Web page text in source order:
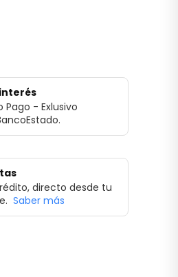
- Exlusivo
directo desde tu
Saber más